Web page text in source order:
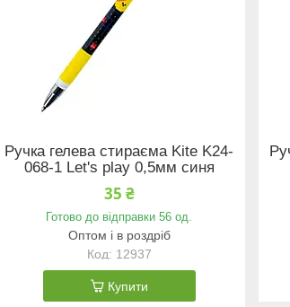
Ручка гелева стираєма Kite K24-
068-1 Let's play 0,5мм синя
35 ₴
Готово до відправки 56 од.
Оптом і в роздріб
12937
Купити